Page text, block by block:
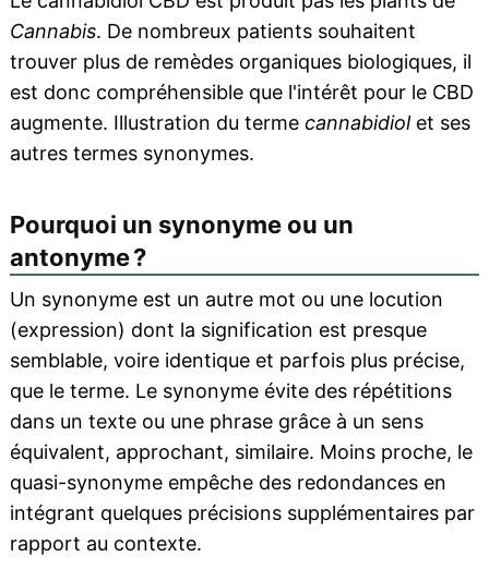
Cannabis. De nombreux patients souhaitent
trouver plus de remèdes organiques biologiques, il
est donc compréhensible que l'intérêt pour le CBD
augmente. Illustration du terme cannabidiolet ses
autres termes synonymes.
Pourquoi un synonyme ou un
antonyme ?
Un synonyme est un autre mot ou une locution
(expression) dont la signification est presque
semblable, voire identique et parfois plus précise,
que le terme. Le synonyme évite des répétitions
dans un texte ou une phrase grâce à un sens
équivalent, approchant, similaire. Moins proche, le
quasi-synonyme empêche des redondances en
intégrant quelques précisions supplémentaires par
rapport au contexte.